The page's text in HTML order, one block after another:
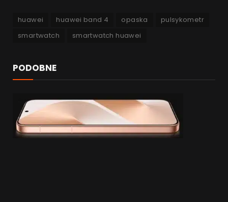
huawei huawei band 4 opaska
pulsykometr
smartwatch
smartwatch huawei
PODOBNE